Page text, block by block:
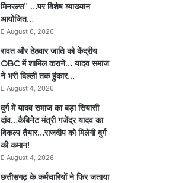
मिनरल्स” …पर विशेष व्याख्यान
आयोजित…
August 6, 2026
रावत और ठेठवार जाति को केंद्रीय
OBC में शामिल कराने… यादव समाज
ने भरी दिल्ली तक हुंकार…
August 4, 2026
दुर्ग में यादव समाज का बड़ा सियासी
दांव…कैबिनेट मंत्री गजेंद्र यादव का
विकल्प तैयार…राजदीप को मिलेगी दुर्ग
की कमान!
August 4, 2026
छत्तीसगढ़ के कर्मचारियों ने फिर जताया